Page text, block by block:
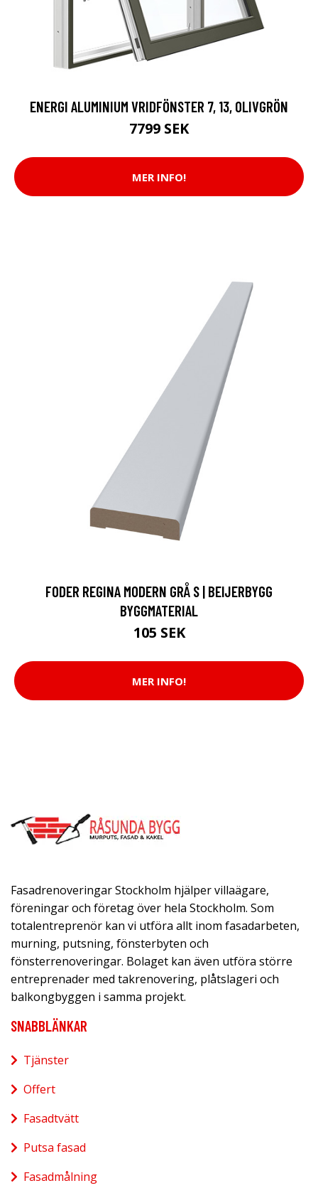
ENERGI ALUMINIUM VRIDFÖNSTER 7, 13, OLIVGRÖN
7799 SEK
MER INFO!
FODER REGINA MODERN GRÅ S | BEIJERBYGG
BYGGMATERIAL
105 SEK
MER INFO!
Fasadrenoveringar Stockholm hjälper villaägare,
föreningar och företag över hela Stockholm. Som
totalentreprenör kan vi utföra allt inom fasadarbeten,
murning, putsning, fönsterbyten och
fönsterrenoveringar. Bolaget kan även utföra större
entreprenader med takrenovering, plåtslageri och
balkongbyggen i samma projekt.
SNABBLÄNKAR
Tjänster
Offert
Fasadtvätt
Putsa fasad
Fasadmålning